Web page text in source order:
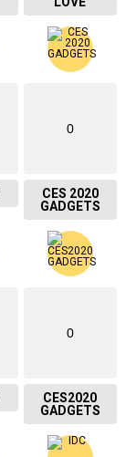
0
CES 2020
GADGETS
0
CES2020
GADGETS